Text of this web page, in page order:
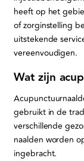
heeft op het
of zorginstelling
uitstekende
vereenvoudigen.
Wat zijn
gebruikt in de
verschillende
naalden worden
ingebracht.